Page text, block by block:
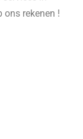
rekenen !